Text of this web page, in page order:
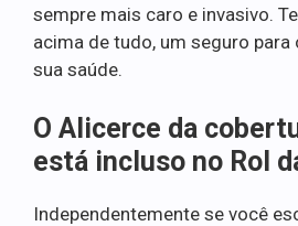
sempre mais caro e invasivo.
acima de tudo, um seguro
sua saúde.
O Alicerce da
está incluso no Rol
Independentemente se você